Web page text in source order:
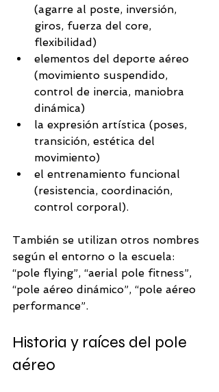
(agarre al poste, inversión,
giros, fuerza del core,
flexibilidad)
elementos del deporte aéreo
(movimiento suspendido,
control de inercia, maniobra
dinámica)
la expresión artística (poses,
transición, estética del
movimiento)
el entrenamiento funcional
(resistencia, coordinación,
control corporal).
También se utilizan otros nombres
según el entorno o la escuela:
“pole flying”, “aerial pole fitness”,
“pole aéreo dinámico”, “pole aéreo
performance”.
Historia y raíces del pole
aéreo